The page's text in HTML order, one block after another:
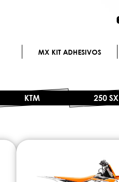
MX KIT ADHESIVOS
KTM 250 SX